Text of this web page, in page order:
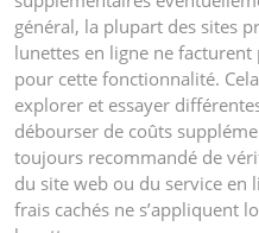
général, la plupart des sites
lunettes en ligne ne
pour cette fonctionnalité.
explorer et essayer
débourser de coûts
toujours recommandé de
du site web ou du service en
frais cachés ne s’appliquent